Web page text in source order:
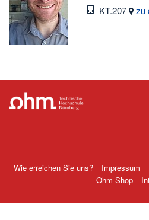
Raum
KT.207 zu
Wie erreichen Sie uns? Impressum
Ohm-Shop